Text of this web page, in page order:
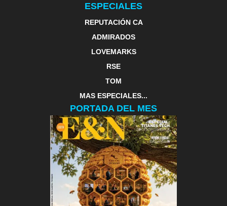
ESPECIALES
REPUTACIÓN CA
ADMIRADOS
LOVEMARKS
RSE
TOM
MAS ESPECIALES...
PORTADA DEL MES